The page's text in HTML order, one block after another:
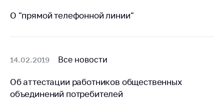
Сообщить о росте
цен на товары
медицинские
Контакты
О "прямой телефонной линии"
14.02.2019 Все новости
Об аттестации работников общественных
объединений потребителей